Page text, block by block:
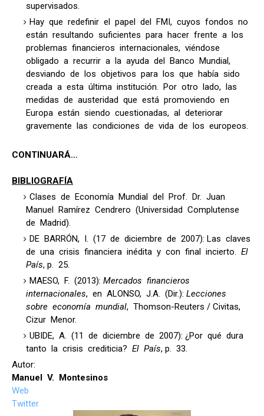
supervisados.
Hay que redefinir el papel del FMI, cuyos fondos no
están resultando suficientes para hacer frente a los
problemas financieros internacionales, viéndose
obligado a recurrir a la ayuda del Banco Mundial,
desviando de los objetivos para los que había sido
creada a esta última institución. Por otro lado, las
medidas de austeridad que está promoviendo en
Europa están siendo cuestionadas, al deteriorar
gravemente las condiciones de vida de los europeos.
CONTINUARÁ…
BIBLIOGRAFÍA
Clases de Economía Mundial del Prof. Dr. Juan
Manuel Ramírez Cendrero (Universidad Complutense
de Madrid).
DE BARRÓN, I. (17 de diciembre de 2007): Las claves
de una crisis financiera inédita y con final incierto. El
País, p. 25.
MAESO, F. (2013): Mercados financieros
internacionales, en ALONSO, J.A. (Dir.): Lecciones
sobre economía mundial, Thomson-Reuters / Civitas,
Cizur Menor.
UBIDE, A. (11 de diciembre de 2007): ¿Por qué dura
tanto la crisis crediticia? El País, p. 33.
Autor:
Manuel V. Montesinos
Web
Twitter